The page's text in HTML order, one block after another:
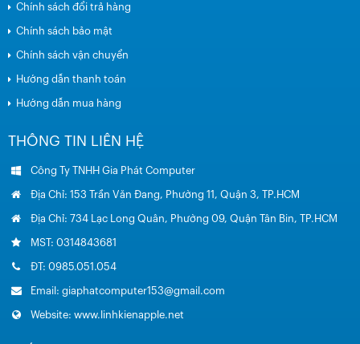
Chính sách đổi trả hàng
Chính sách bảo mật
Chính sách vận chuyển
Hướng dẫn thanh toán
Hướng dẫn mua hàng
THÔNG TIN LIÊN HỆ
Công Ty TNHH Gia Phát Computer
Địa Chỉ: 153 Trần Văn Đang, Phường 11, Quận 3, TP.HCM
Địa Chỉ: 734 Lạc Long Quân, Phường 09, Quận Tân Bin, TP.HCM
MST: 0314843681
ĐT: 0985.051.054
Email: giaphatcomputer153@gmail.com
Website: www.linhkienapple.net